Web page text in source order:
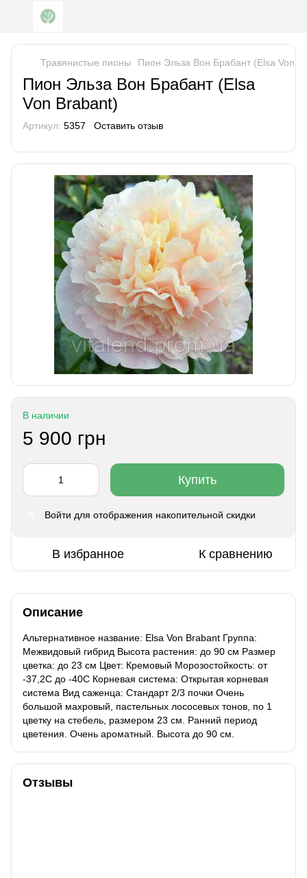
Травянистые пионы Пион Эльза Вон Брабант (Elsa Von
Пион Эльза Вон Брабант (Elsa
Von Brabant)
Артикул: 5357 Оставить отзыв
В наличии
5 900 грн
Купить
Войти для отображения накопительной скидки
В избранное К сравнению
Описание
Альтернативное название: Elsa Von Brabant Группа:
Межвидовый гибрид Высота растения: до 90 см Размер
цветка: до 23 см Цвет: Кремовый Морозостойкость: от
-37,2С до -40С Корневая система: Открытая корневая
система Вид саженца: Стандарт 2/3 почки Очень
большой махровый, пастельных лососевых тонов, по 1
цветку на стебель, размером 23 см. Ранний период
цветения. Очень ароматный. Высота до 90 см.
Отзывы